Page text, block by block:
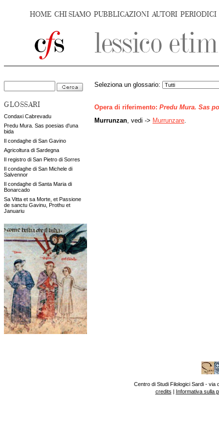
HOME CHI SIAMO PUBBLICAZIONI AUTORI PERIODICI
GLOSSARI
Condaxi Cabrevadu
Predu Mura. Sas poesias d'una
bida
Il condaghe di San Gavino
Agricoltura di Sardegna
Il registro di San Pietro di Sorres
Il condaghe di San Michele di
Salvennor
Il condaghe di Santa Maria di
Bonarcado
Sa Vitta et sa Morte, et Passione
de sanctu Gavinu, Prothu et
Januariu
Seleziona un glossario:
Opera di riferimento: Predu Mura. Sas
Murrunzan , vedi -> Murrunzare
Centro di Studi Filologici Sardi - via
credits | Informativa sulla